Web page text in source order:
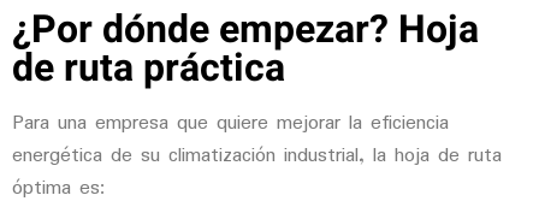
¿Por dónde empezar? Hoja
de ruta práctica
Para una empresa que quiere mejorar la eficiencia
energética de su climatización industrial, la hoja de ruta
óptima es: